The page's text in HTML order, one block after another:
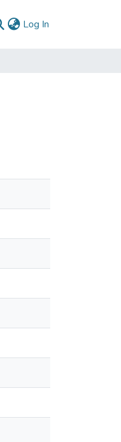
Log In